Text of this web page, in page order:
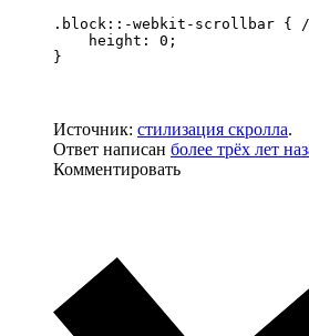
.block::-webkit-scrollbar { //
    height: 0;
}
Источник: стилизация скролла.
Ответ написан более трёх лет
Комментировать